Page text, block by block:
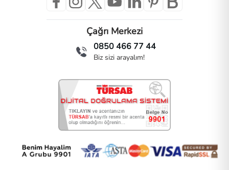
Çağrı Merkezi
0850 466 77 44
Biz sizi arayalım!